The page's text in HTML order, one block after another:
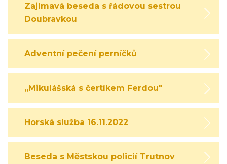
Zajímavá beseda s řádovou sestrou
Doubravkou
Adventní pečení perníčků
,,Mikulášská s čertíkem Ferdou"
Horská služba 16.11.2022
Beseda s Městskou policií Trutnov